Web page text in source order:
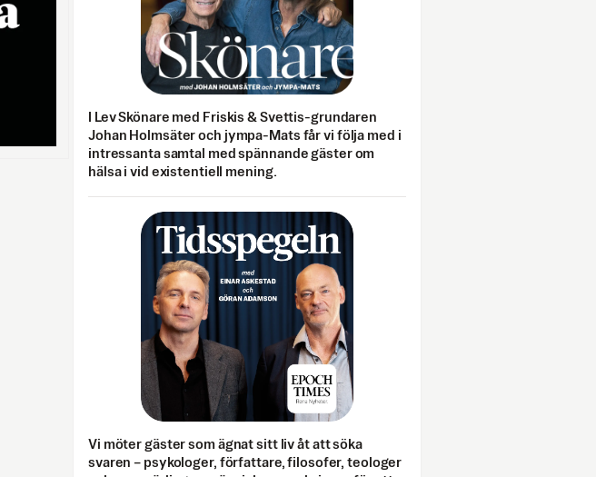
I Lev Skönare med Friskis & Svettis-grundaren
Johan Holmsäter och jympa-Mats får vi följa med i
intressanta samtal med spännande gäster om
hälsa i vid existentiell mening.
Vi möter gäster som ägnat sitt liv åt att söka
svaren – psykologer, författare, filosofer, teologer